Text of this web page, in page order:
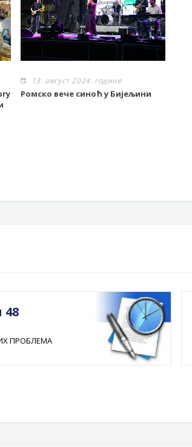
13. август 2024. године
Ромско вече синоћ у Бијељини
48
ПРОБЛЕМА